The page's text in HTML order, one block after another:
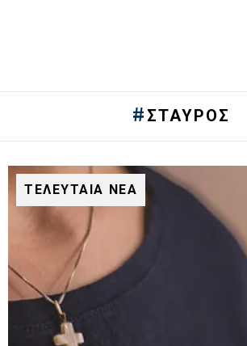
ΣΤΑΎΡΟΣ
ΤΕΛΕΥΤΑΙΑ ΝΕΑ